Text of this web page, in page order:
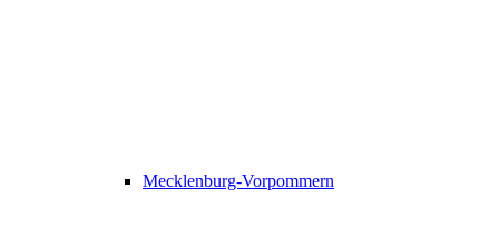
Mecklenburg-Vorpommern